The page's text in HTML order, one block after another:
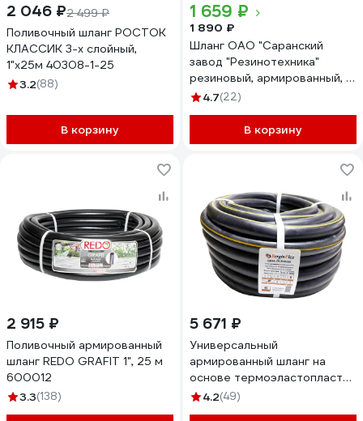
2 046 ₽2 499 ₽
Поливочный шланг РОСТОК
КЛАССИК 3-х слойный,
1"х25м 40308-1-25
3.2(88)
В корзину
1 659 ₽
1 890 ₽
Шланг ОАО "Саранский
завод "Резинотехника"
резиновый, армированный, д.
25мм 4 Атм СзРТ (рукав)
4.7(22)
В корзину
2 915 ₽
Поливочный армированный
шланг REDO GRAFIT 1", 25 м
600012
3.3(138)
5 671 ₽
Универсальный
армированный шланг на
основе термоэластопласта
Berginflex 1", 25 м TPE-S-25B
4.2(49)